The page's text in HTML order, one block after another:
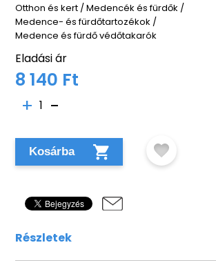
Otthon és kert /Medencék és fürdők /
Medence- és fürdőtartozékok /
Medence és fürdő védőtakarók
Eladási ár
8 140 Ft
1
Kosárba
Részletek